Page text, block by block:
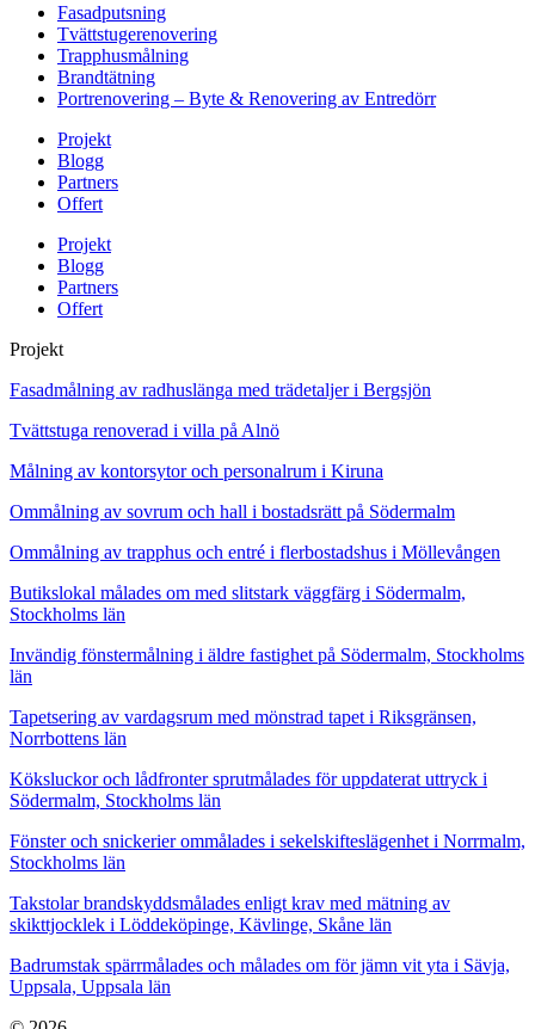
Fasadputsning
Tvättstugerenovering
Trapphusmålning
Brandtätning
Portrenovering – Byte & Renovering av Entredörr
Projekt
Blogg
Partners
Offert
Projekt
Blogg
Partners
Offert
Projekt
Fasadmålning av radhuslänga med trädetaljer i Bergsjön
Tvättstuga renoverad i villa på Alnö
Målning av kontorsytor och personalrum i Kiruna
Ommålning av sovrum och hall i bostadsrätt på Södermalm
Ommålning av trapphus och entré i flerbostadshus i Möllevången
Butikslokal målades om med slitstark väggfärg i Södermalm,
Stockholms län
Invändig fönstermålning i äldre fastighet på Södermalm, Stockholms
län
Tapetsering av vardagsrum med mönstrad tapet i Riksgränsen,
Norrbottens län
Köksluckor och lådfronter sprutmålades för uppdaterat uttryck i
Södermalm, Stockholms län
Fönster och snickerier ommålades i sekelskifteslägenhet i Norrmalm,
Stockholms län
Takstolar brandskyddsmålades enligt krav med mätning av
skikttjocklek i Löddeköpinge, Kävlinge, Skåne län
Badrumstak spärrmålades och målades om för jämn vit yta i Sävja,
Uppsala, Uppsala län